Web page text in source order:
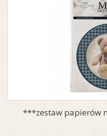
***zestaw papierów